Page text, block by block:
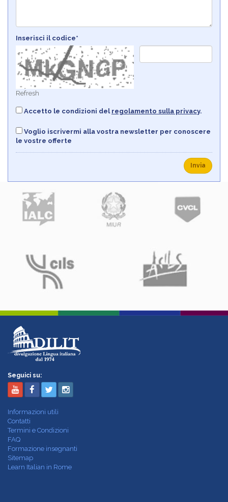
Inserisci il codice*
Refresh
Accetto le condizioni del regolamento sulla privacy.
Voglio iscrivermi alla vostra newsletter per conoscere
le vostre offerte
Invia
Seguici su:
Informazioni utili
Contatti
Termini e Condizioni
FAQ
Formazione insegnanti
Sitemap
Learn Italian in Rome